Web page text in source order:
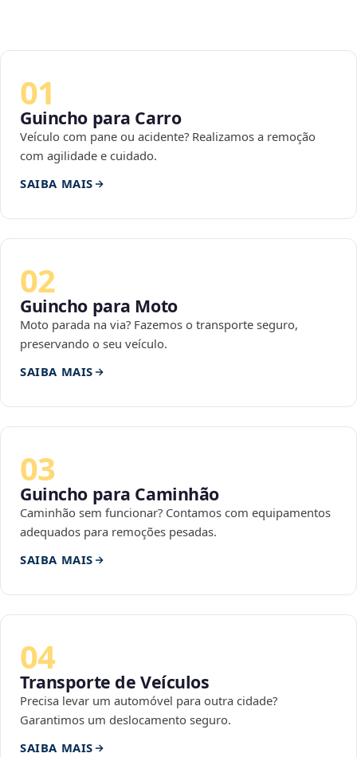
01
Guincho para Carro
Veículo com pane ou acidente? Realizamos a remoção
com agilidade e cuidado.
SAIBA MAIS
02
Guincho para Moto
Moto parada na via? Fazemos o transporte seguro,
preservando o seu veículo.
SAIBA MAIS
03
Guincho para Caminhão
Caminhão sem funcionar? Contamos com equipamentos
adequados para remoções pesadas.
SAIBA MAIS
04
Transporte de Veículos
Precisa levar um automóvel para outra cidade?
Garantimos um deslocamento seguro.
SAIBA MAIS